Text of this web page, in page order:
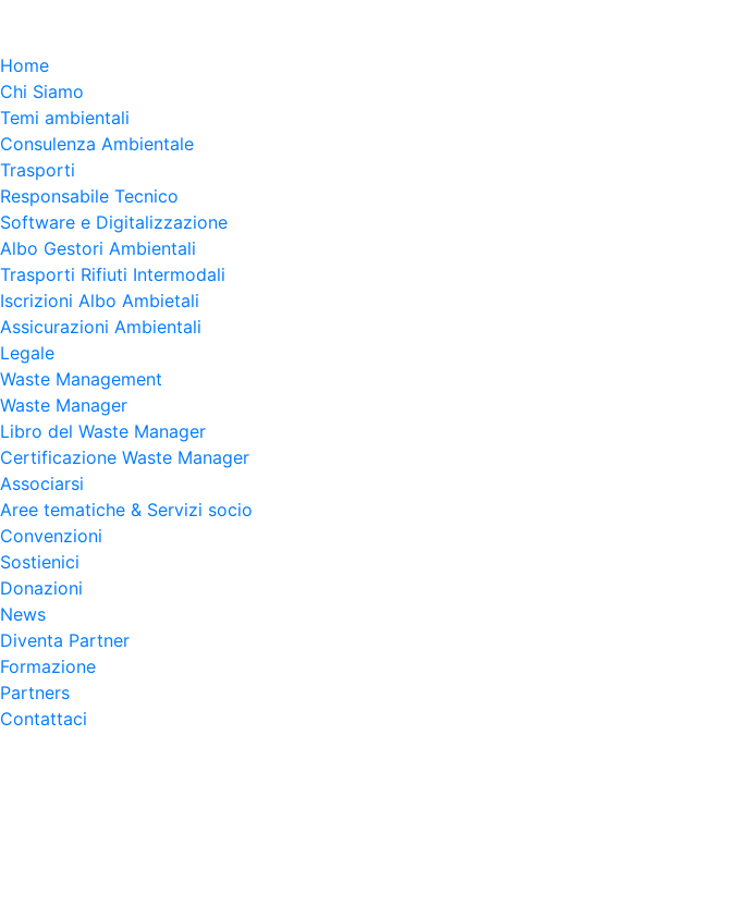
Home
Chi Siamo
Temi ambientali
Consulenza Ambientale
Trasporti
Responsabile Tecnico
Software e Digitalizzazione
Albo Gestori Ambientali
Trasporti Rifiuti Intermodali
Iscrizioni Albo Ambietali
Assicurazioni Ambientali
Legale
Waste Management
Waste Manager
Libro del Waste Manager
Certificazione Waste Manager
Associarsi
Aree tematiche & Servizi socio
Convenzioni
Sostienici
Donazioni
News
Diventa Partner
Formazione
Partners
Contattaci